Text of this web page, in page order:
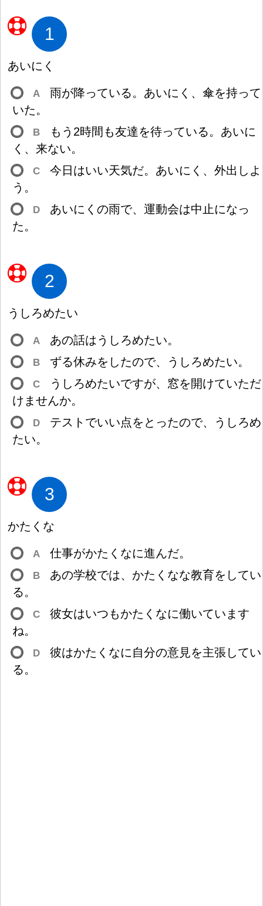
1
あいにく
A 雨が降っている。あいにく、 傘を持って
いた。
B もう2時間 も友達を待っている。あいに
く、 来ない。
C 今 日 はいい天気だ。あいにく、 外出 しよ
う。
D あいにくの雨で、 運動会は中 止になっ
た。
2
うしろめたい
A あの話はうしろめたい。
B ずる休みをしたので、うしろめたい。
C うしろめたいですが、 窓を開けていただ
けませんか。
D テストでいい点をとったので、うしろめ
たい。
3
かたくな
A 仕事がかたくなに進んだ。
B あの学校では、かたくなな教育をしてい
る。
C 彼女はいつもかたくなに働いています
ね。
D 彼はかたくなに自分の意見を主張 してい
る。